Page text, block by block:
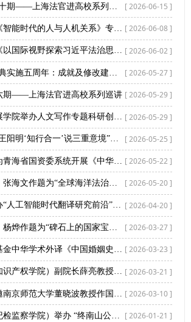
[ 2026-06-15 ]
[ 2026-06-08 ]
尹宝虎应邀作《以国际视野探索习近平法治思想体系化、学理化阐释，加快构建中国法学自主知识体系》专题讲座 [ 2026-06-02 ]
[ 2026-05-27 ]
期——上海法官进高校系列巡讲 [ 2026-05-29 ]
哲学与社会发展学院举办人文写作专题科研创新工作坊 [ 2026-05-29 ]
李承贵教授作“王阳明‘知行合一’说三重意境”学术讲座 [ 2026-05-25 ]
[ 2026-05-22 ]
【长安大讲堂】张海文作题为“全球海洋法治理的若干问题及其影响”专题讲座 [ 2026-05-20 ]
外国语学院举办“人工智能时代翻译研究前沿”学术讲座 [ 2026-04-20 ]
[ 2026-03-27 ]
我校国家社科基金中华学术外译《中国婚姻史》英译项目开题报告会顺利举行 [ 2026-03-23 ]
经济法学院（知识产权学院）副院长薛亮教授应邀赴“检佑秦川大讲堂”作专题辅导报告 [ 2026-03-21 ]
[ 2026-03-10 ]
[ 2026-01-21 ]